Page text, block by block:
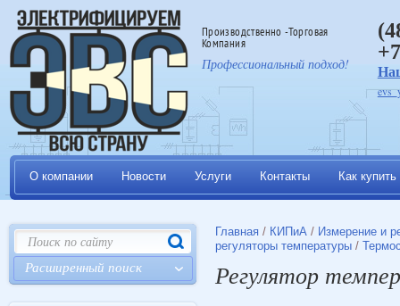
Производственно -Торговая
Компания
Профессиональный подход!
О компании Новости Услуги Контакты Как купить
Расширенный поиск
Главная/ КИПиА/ Измерение и
регуляторы температуры/
Регулятор